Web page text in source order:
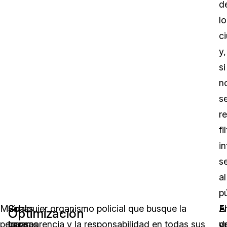
y,
si
al
Muchas
personas
Optimización
Sin
lugar
Cualquier organismo policial que busque la
transparencia y la responsabilidad en todas sus
El
A